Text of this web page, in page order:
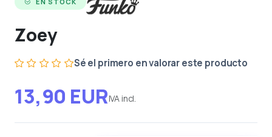
Zoey
Sé el primero en valorar este producto
13,90 EURIVA incl.